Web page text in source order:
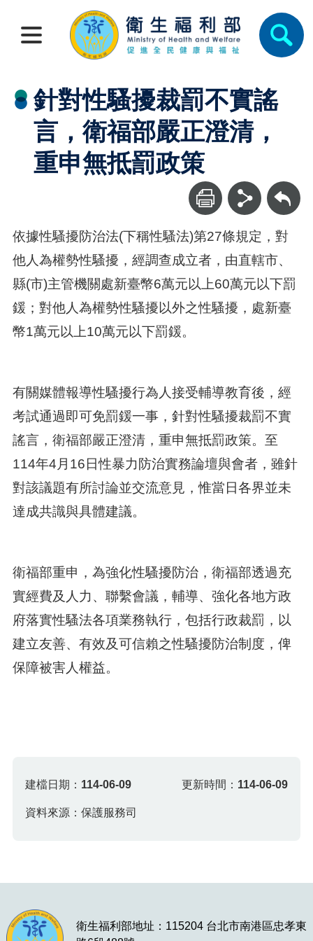
針對性騷擾裁罰不實謠
言，衛福部嚴正澄清，
重申無抵罰政策
回上一頁
依據性騷擾防治法(下稱性騷法)第27條規定，對
他人為權勢性騷擾，經調查成立者，由直轄市、
縣(市)主管機關處新臺幣6萬元以上60萬元以下罰
鍰；對他人為權勢性騷擾以外之性騷擾，處新臺
幣1萬元以上10萬元以下罰鍰。
有關媒體報導性騷擾行為人接受輔導教育後，經
考試通過即可免罰鍰一事，針對性騷擾裁罰不實
謠言，衛福部嚴正澄清，重申無抵罰政策。至
114年4月16日性暴力防治實務論壇與會者，雖針
對該議題有所討論並交流意見，惟當日各界並未
達成共識與具體建議。
衛福部重申，為強化性騷擾防治，衛福部透過充
實經費及人力、聯繫會議，輔導、強化各地方政
府落實性騷法各項業務執行，包括行政裁罰，以
建立友善、有效及可信賴之性騷擾防治制度，俾
保障被害人權益。
建檔日期： 114-06-09 更新時間： 114-06-09
資料來源：保護服務司
衛生福利部地址：115204 台北市南港區忠孝東